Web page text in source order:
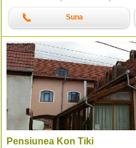
Suna
Pensiunea Kon Tiki